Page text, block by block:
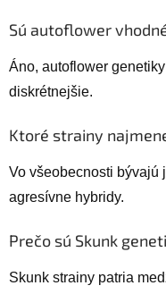
Sú autoflower
Áno, autoflower
diskrétnejšie.
Ktoré strainy
Vo všeobecnosti bývajú
agresívne hybridy.
Prečo sú Skunk
Skunk strainy patria